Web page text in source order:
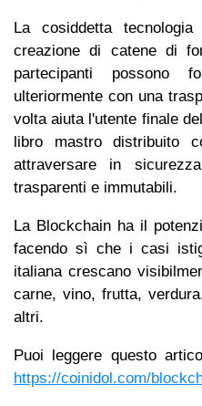
La cosiddetta
creazione di catene di
partecipanti possono
ulteriormente con una
volta aiuta l'utente finale
libro mastro distribuito
attraversare in
trasparenti e immutabili.
La Blockchain ha il
facendo sì che i casi
italiana crescano
carne, vino, frutta,
altri.
Puoi leggere questo
https://coinidol.com/